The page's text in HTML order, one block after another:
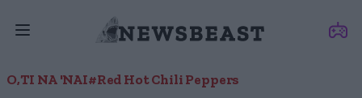
Ο,ΤΙ ΝΑ 'ΝΑΙ#Red Hot Chili Peppers